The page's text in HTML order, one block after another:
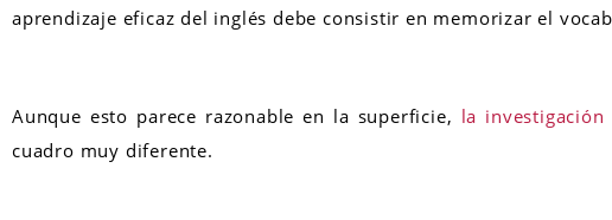
aprendizaje eficaz del inglés debe consistir en memorizar el
Aunque esto parece razonable en la superficie, la investigación
cuadro muy diferente.